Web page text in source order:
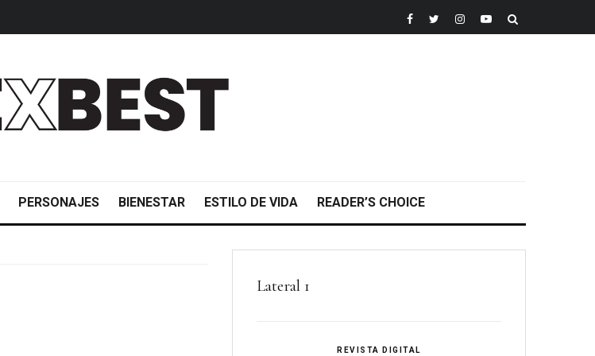
PERSONAJES BIENESTAR ESTILO DE VIDA READER’S CHOICE
Lateral 1
REVISTA DIGITAL